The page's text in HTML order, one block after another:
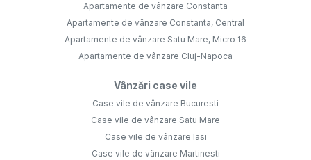
Apartamente de vânzare Constanta
Apartamente de vânzare Constanta, Central
Apartamente de vânzare Satu Mare, Micro 16
Apartamente de vânzare Cluj-Napoca
Vânzări case vile
Case vile de vânzare Bucuresti
Case vile de vânzare Satu Mare
Case vile de vânzare Iasi
Case vile de vânzare Martinesti